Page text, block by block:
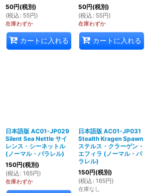
50円(税別)
(税込 : 55円)
在庫わずか
カートに入れる
50円(税別)
(税込 : 55円)
在庫わずか
カートに入れる
日本語版 AC01-JP029
Silent Sea Nettle サイ
レンス・シーネットル
(ノーマル・パラレル)
150円(税別)
(税込 : 165円)
在庫わずか
日本語版 AC01-JP031
Stealth Kragen Spawn
ステルス・クラーゲン・
エフィラ (ノーマル・パ
ラレル)
150円(税別)
(税込 : 165円)
在庫なし